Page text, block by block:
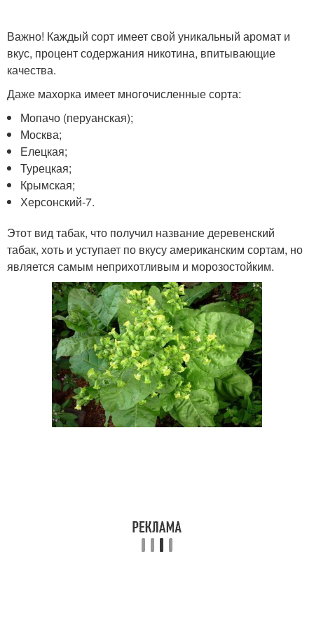
Важно! Каждый сорт имеет свой уникальный аромат и
вкус, процент содержания никотина, впитывающие
качества.
Даже махорка имеет многочисленные сорта:
Мопачо (перуанская);
Москва;
Елецкая;
Турецкая;
Крымская;
Херсонский-7.
Этот вид табак, что получил название деревенский
табак, хоть и уступает по вкусу американским сортам, но
является самым неприхотливым и морозостойким.